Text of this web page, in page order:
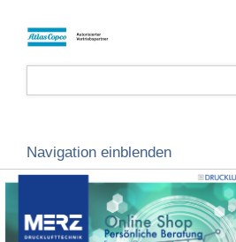
Navigation einblenden